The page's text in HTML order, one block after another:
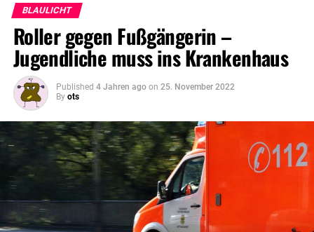
BLAULICHT
Roller gegen Fußgängerin –
Jugendliche muss ins Krankenhaus
Published 4 Jahren ago on 25. November 2022
By ots